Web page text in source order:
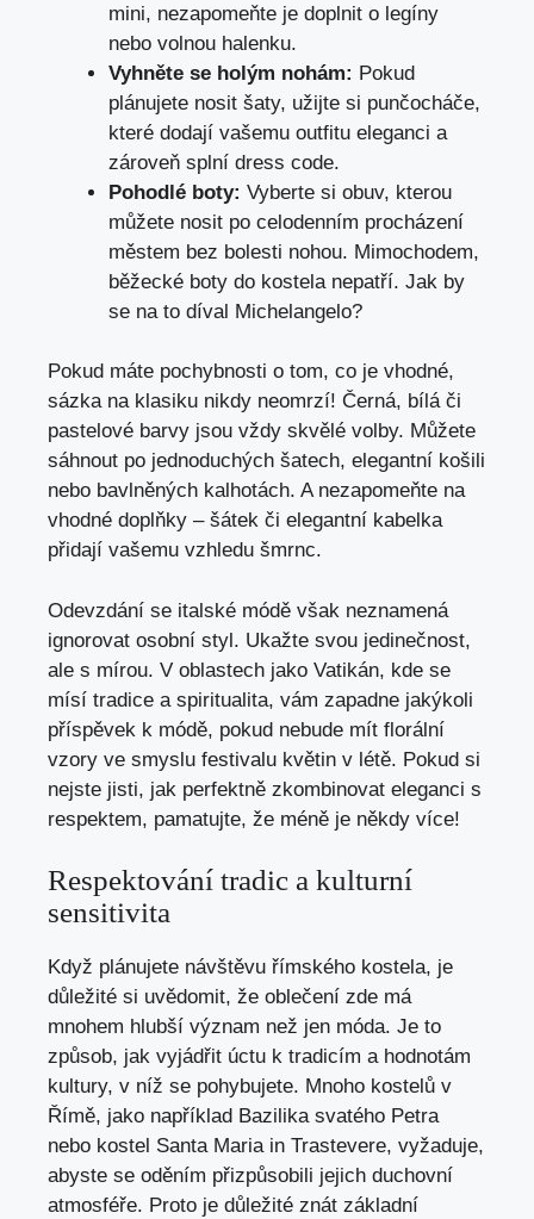
mini, nezapomeňte je doplnit o legíny
nebo volnou halenku.
Vyhněte se holým nohám: Pokud
plánujete nosit šaty, užijte si punčocháče,
které dodají vašemu outfitu eleganci a
zároveň splní dress code.
Pohodlé boty: Vyberte si obuv, kterou
můžete nosit po celodenním procházení
městem bez bolesti nohou. Mimochodem,
běžecké boty do kostela nepatří. Jak by
se na to díval Michelangelo?
Pokud máte pochybnosti o tom, co je vhodné,
sázka na klasiku nikdy neomrzí! Černá, bílá či
pastelové barvy jsou vždy skvělé volby. Můžete
sáhnout po jednoduchých šatech, elegantní košili
nebo bavlněných kalhotách. A nezapomeňte na
vhodné doplňky – šátek či elegantní kabelka
přidají vašemu vzhledu šmrnc.
Odevzdání se italské módě však neznamená
ignorovat osobní styl. Ukažte svou jedinečnost,
ale s mírou. V oblastech jako Vatikán, kde se
mísí tradice a spiritualita, vám zapadne jakýkoli
příspěvek k módě, pokud nebude mít florální
vzory ve smyslu festivalu květin v létě. Pokud si
nejste jisti, jak perfektně zkombinovat eleganci s
respektem, pamatujte, že méně je někdy více!
Respektování tradic a kulturní
sensitivita
Když plánujete návštěvu římského kostela, je
důležité si uvědomit, že oblečení zde má
mnohem hlubší význam než jen móda. Je to
způsob, jak vyjádřit úctu k tradicím a hodnotám
kultury, v níž se pohybujete. Mnoho kostelů v
Římě, jako například Bazilika svatého Petra
nebo kostel Santa Maria in Trastevere, vyžaduje,
abyste se oděním přizpůsobili jejich duchovní
atmosféře. Proto je důležité znát základní